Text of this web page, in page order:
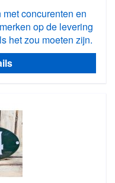
concurenten en
op de levering
het zou moeten zijn.